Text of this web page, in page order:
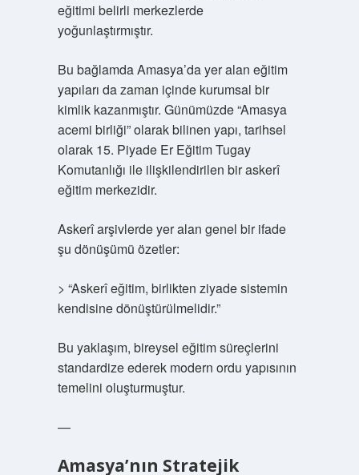
eğitimi belirli merkezlerde
yoğunlaştırmıştır.
Bu bağlamda Amasya’da yer alan eğitim
yapıları da zaman içinde kurumsal bir
kimlik kazanmıştır. Günümüzde “Amasya
acemi birliği” olarak bilinen yapı, tarihsel
olarak 15. Piyade Er Eğitim Tugay
Komutanlığı ile ilişkilendirilen bir askerî
eğitim merkezidir.
Askerî arşivlerde yer alan genel bir ifade
şu dönüşümü özetler:
> “Askerî eğitim, birlikten ziyade sistemin
kendisine dönüştürülmelidir.”
Bu yaklaşım, bireysel eğitim süreçlerini
standardize ederek modern ordu yapısının
temelini oluşturmuştur.
—
Amasya’nın Stratejik